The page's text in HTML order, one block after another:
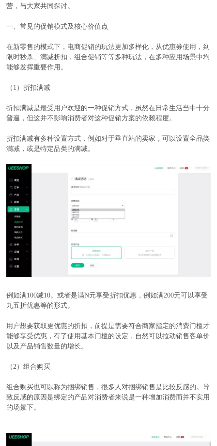
营，与大家共同探讨。
一、常见的促销模式及核心价值点
在新零售的模式下，电商促销的玩法更加多样化，从优惠券使用，到
限时秒杀、满减折扣，组合促销等等多种玩法，在多种应用场景中均
能够发挥重要作用。
（1）折扣满减
折扣满减是最受用户欢迎的一种促销方式，虽然在日常生活当中十分
普遍，但这并不影响消费者对这种促销方案的依赖程度。
折扣满减有多种设置方式，例如对于垂直站的卖家，可以设置全品类
满减，或是特定品类的满减。
例如满100减10。或者是满N元享受折扣优惠，例如满200元可以享受
九五折优惠等的形式。
用户想要获取更优惠的折扣，前提是需要符合商家指定的消费门槛才
能够享受优惠，有了使用基本门槛的设定，自然可以拉动销售客单价
以及产品销售数量的增长。
（2）组合购买
组合购买也可以称为捆绑销售，很多人对捆绑销售是比较反感的。导
致反感的原因是绑定的产品对消费者来说是一种增加消费而并不实用
的场景下。